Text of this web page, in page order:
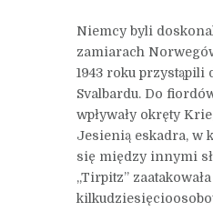
Niemcy byli
zamiarach
1943 roku przystąpili
Svalbardu. Do
wpływały okręty
Jesienią eskadra, w
się między innymi
„Tirpitz” zaatakowała